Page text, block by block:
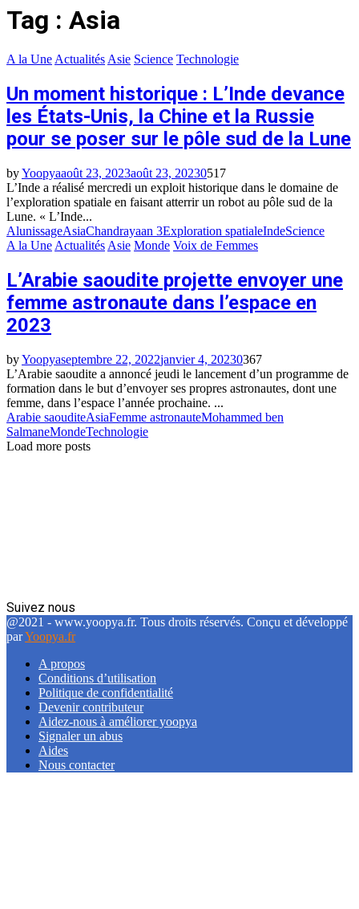
Tag : Asia
A la Une Actualités Asie Science Technologie
Un moment historique : L’Inde devance
les États-Unis, la Chine et la Russie
pour se poser sur le pôle sud de la Lune
byYoopyaaoût 23, 2023août 23, 20230517
L’Inde a réalisé mercredi un exploit historique dans le domaine de
l’exploration spatiale en faisant atterrir un robot au pôle sud de la
Lune. « L’Inde...
AlunissageAsiaChandrayaan 3Exploration spatialeIndeScience
A la Une Actualités Asie Monde Voix de Femmes
L’Arabie saoudite projette envoyer une
femme astronaute dans l’espace en
2023
byYoopyaseptembre 22, 2022janvier 4, 20230367
L’Arabie saoudite a annoncé jeudi le lancement d’un programme de
formation dans le but d’envoyer ses propres astronautes, dont une
femme, dans l’espace l’année prochaine. ...
Arabie saouditeAsiaFemme astronauteMohammed ben
SalmaneMondeTechnologie
Load more posts
Suivez nous
Facebook
Twitter
Linkedin
@2021 - www.yoopya.fr. Tous droits réservés. Conçu et développé
parYoopya.fr
A propos
Conditions d’utilisation
Politique de confidentialité
Devenir contributeur
Aidez-nous à améliorer yoopya
Signaler un abus
Aides
Nous contacter